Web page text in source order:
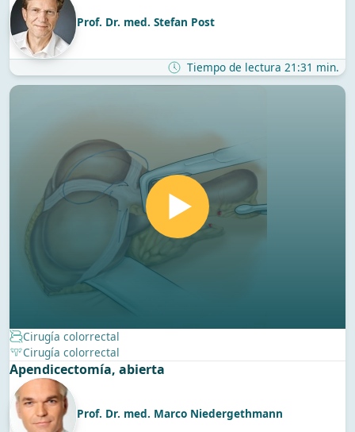
Prof. Dr. med. Stefan Post
Tiempo de lectura 21:31 min.
Cirugía colorrectal
Cirugía colorrectal
Apendicectomía, abierta
Prof. Dr. med. Marco Niedergethmann